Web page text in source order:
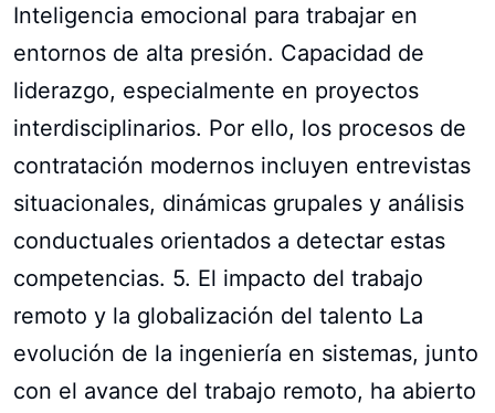
Inteligencia emocional para trabajar en
entornos de alta presión. Capacidad de
liderazgo, especialmente en proyectos
interdisciplinarios. Por ello, los procesos de
contratación modernos incluyen entrevistas
situacionales, dinámicas grupales y análisis
conductuales orientados a detectar estas
competencias. 5. El impacto del trabajo
remoto y la globalización del talento La
evolución de la ingeniería en sistemas, junto
con el avance del trabajo remoto, ha abierto